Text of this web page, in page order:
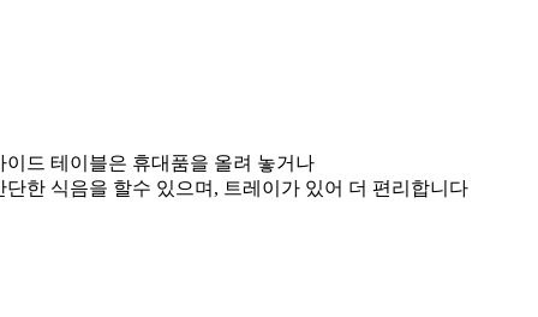
이드 테이블은 휴대품을 올려 놓거나
단한 식음을 할수 있으며, 트레이가 있어 더 편리합니다